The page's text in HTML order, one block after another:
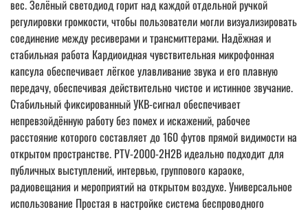
вес. Зелёный светодиод горит над каждой отдельной ручкой
регулировки громкости, чтобы пользователи могли визуализировать
соединение между ресиверами и трансмиттерами. Надёжная и
стабильная работа Кардиоидная чувствительная микрофонная
капсула обеспечивает лёгкое улавливание звука и его плавную
передачу, обеспечивая действительно чистое и истинное звучание.
Стабильный фиксированный УКВ-сигнал обеспечивает
непревзойдённую работу без помех и искажений, рабочее
расстояние которого составляет до 160 футов прямой видимости на
открытом пространстве. PTV-2000-2H2B идеально подходит для
публичных выступлений, интервью, группового караоке,
радиовещания и мероприятий на открытом воздухе. Универсальное
использование Простая в настройке система беспроводного